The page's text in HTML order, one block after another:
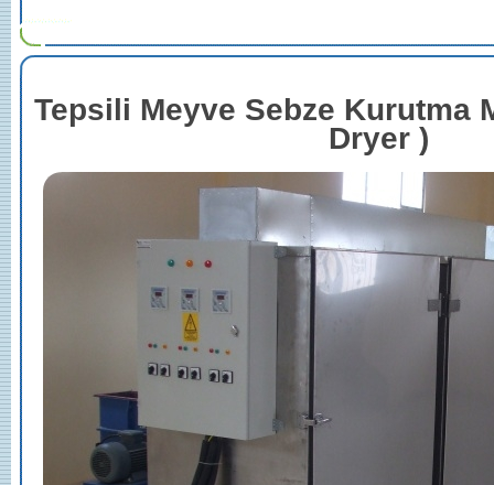
Tepsili Meyve Sebze Kurutma
Dryer )